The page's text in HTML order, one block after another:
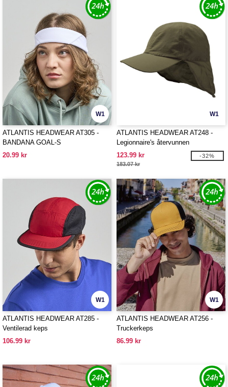
W1
ATLANTIS HEADWEAR AT305 -
BANDANA GOAL-S
20.99 kr
W1
ATLANTIS HEADWEAR AT248 -
Legionnaire's återvunnen
polyesterkeps
123.99 kr
183.07 kr
-32%
W1
ATLANTIS HEADWEAR AT285 -
Ventilerad keps
106.99 kr
W1
ATLANTIS HEADWEAR AT256 -
Truckerkeps
86.99 kr